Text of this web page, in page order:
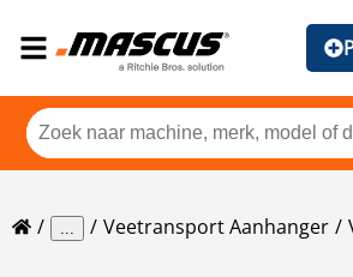
... Veetransport Aanhanger